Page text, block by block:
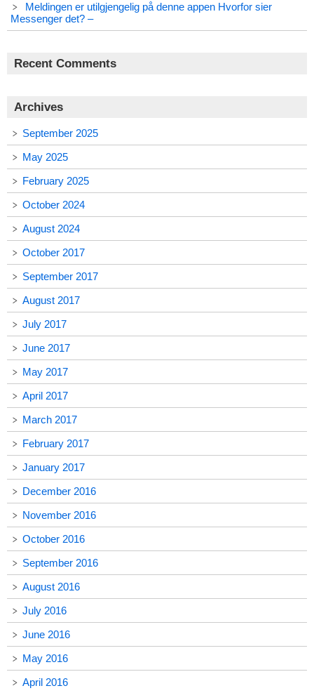
Meldingen er utilgjengelig på denne appen Hvorfor sier
Messenger det? –
Recent Comments
Archives
September 2025
May 2025
February 2025
October 2024
August 2024
October 2017
September 2017
August 2017
July 2017
June 2017
May 2017
April 2017
March 2017
February 2017
January 2017
December 2016
November 2016
October 2016
September 2016
August 2016
July 2016
June 2016
May 2016
April 2016